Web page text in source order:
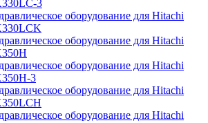
3
оборудование для Hitachi
оборудование для Hitachi
оборудование для Hitachi
3
оборудование для Hitachi
оборудование для Hitachi